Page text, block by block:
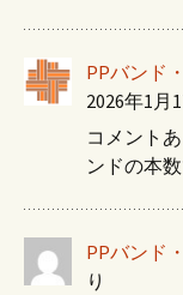
PPバンド
2026年1月
コメント
ンドの本
PPバンド
り